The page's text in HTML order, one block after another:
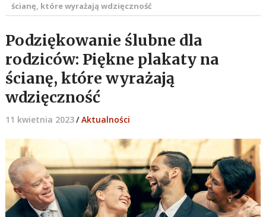
ścianę, które wyrażają wdzięczność
Podziękowanie ślubne dla
rodziców: Piękne plakaty na
ścianę, które wyrażają
wdzięczność
11 kwietnia 2023/ Aktualności